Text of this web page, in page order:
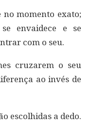
momento exato;
envaidece e se
com o seu.
cruzarem o seu
ao invés de
escolhidas a dedo.